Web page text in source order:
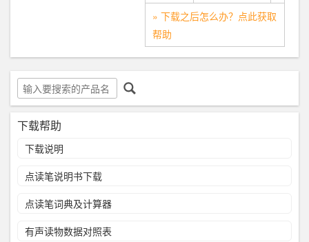
» 下载之后怎么办？点此获取
帮助
下载帮助
下载说明
点读笔说明书下载
点读笔词典及计算器
有声读物数据对照表